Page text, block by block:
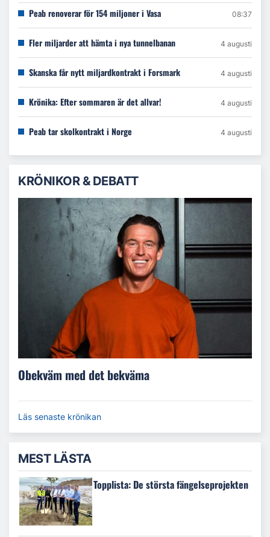
Peab renoverar för 154 miljoner i Vasa 08:37
Fler miljarder att hämta i nya tunnelbanan 4 augusti
Skanska får nytt miljardkontrakt i Forsmark 4 augusti
Krönika: Efter sommaren är det allvar! 4 augusti
Peab tar skolkontrakt i Norge 4 augusti
KRÖNIKOR & DEBATT
Obekväm med det bekväma
Läs senaste krönikan
MEST LÄSTA
Topplista: De största fängelseprojekten